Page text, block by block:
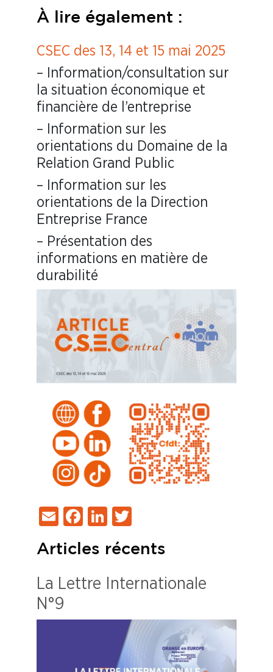
À lire également :
CSEC des 13, 14 et 15 mai 2025
– Information/consultation sur
la situation économique et
financière de l’entreprise
– Information sur les
orientations du Domaine de la
Relation Grand Public
– Information sur les
orientations de la Direction
Entreprise France
– Présentation des
informations en matière de
durabilité
EmailFacebook
LinkedIn
Articles récents
La Lettre Internationale
N°9